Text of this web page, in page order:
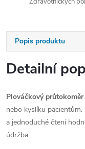
Popis produktu
Detailní
Plováčkový
nebo kyslíku pacientům.
a jednoduché čtení
údržba.